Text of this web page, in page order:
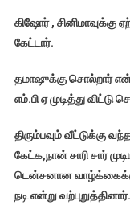
கிஷோர், சினிமாவுக்கு
கேட்டார்.
தமாஷுக்கு சொல்றார்
எம்.பி ஏ முடித்து
திரும்பவும் வீட்டுக்கு
கேட்க,நான் சாரி சார்
டென்சனான வாழ்க்கைக்கு
நடி என்று வற்புறுத்தினார்.